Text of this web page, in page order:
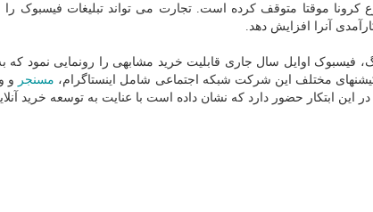
موقتا متوقف کرده است. تجارت می تواند تبلیغات فیسبوک را
آنرا افزایش دهد.
فیسبوک اوایل سال جاری قابلیت خرید مشابهی را رونمایی نمود که
مختلف این شرکت شبکه اجتماعی شامل اینستاگرام، مسنجر و
این ابتکار حضور دارد که نشان داده است با عنایت به توسعه خرید